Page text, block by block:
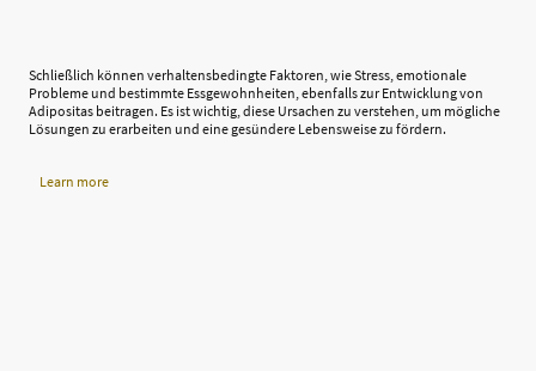
Schließlich können verhaltensbedingte Faktoren, wie Stress, emotionale
Probleme und bestimmte Essgewohnheiten, ebenfalls zur Entwicklung von
Adipositas beitragen. Es ist wichtig, diese Ursachen zu verstehen, um mögliche
Lösungen zu erarbeiten und eine gesündere Lebensweise zu fördern.
Learn more